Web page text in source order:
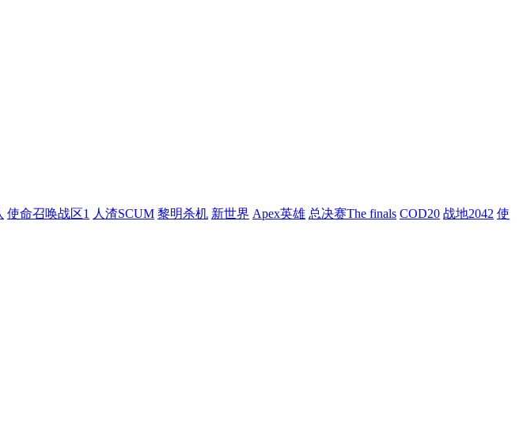
使命召唤战区1 人渣SCUM 黎明杀机 新世界 Apex英雄 总决赛The finals COD20 战地2042 使